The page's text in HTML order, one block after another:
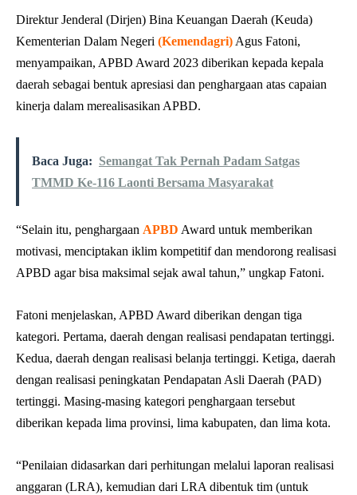
Direktur Jenderal (Dirjen) Bina Keuangan Daerah (Keuda)
Kementerian Dalam Negeri (Kemendagri) Agus Fatoni,
menyampaikan, APBD Award 2023 diberikan kepada kepala
daerah sebagai bentuk apresiasi dan penghargaan atas capaian
kinerja dalam merealisasikan APBD.
Baca Juga: Semangat Tak Pernah Padam Satgas
TMMD Ke-116 Laonti Bersama Masyarakat
“Selain itu, penghargaan APBD Award untuk memberikan
motivasi, menciptakan iklim kompetitif dan mendorong realisasi
APBD agar bisa maksimal sejak awal tahun,” ungkap Fatoni.
Fatoni menjelaskan, APBD Award diberikan dengan tiga
kategori. Pertama, daerah dengan realisasi pendapatan tertinggi.
Kedua, daerah dengan realisasi belanja tertinggi. Ketiga, daerah
dengan realisasi peningkatan Pendapatan Asli Daerah (PAD)
tertinggi. Masing-masing kategori penghargaan tersebut
diberikan kepada lima provinsi, lima kabupaten, dan lima kota.
“Penilaian didasarkan dari perhitungan melalui laporan realisasi
anggaran (LRA), kemudian dari LRA dibentuk tim (untuk